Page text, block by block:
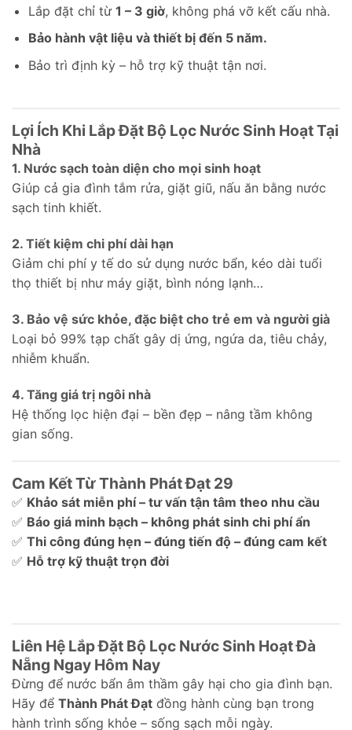
Lắp đặt chỉ từ 1 – 3 giờ, không phá vỡ kết cấu nhà.
Bảo hành vật liệu và thiết bị đến 5 năm.
Bảo trì định kỳ – hỗ trợ kỹ thuật tận nơi.
Lợi Ích Khi Lắp Đặt Bộ Lọc Nước Sinh Hoạt Tại
Nhà
1. Nước sạch toàn diện cho mọi sinh hoạt
Giúp cả gia đình tắm rửa, giặt giũ, nấu ăn bằng nước
sạch tinh khiết.
2. Tiết kiệm chi phí dài hạn
Giảm chi phí y tế do sử dụng nước bẩn, kéo dài tuổi
thọ thiết bị như máy giặt, bình nóng lạnh…
3. Bảo vệ sức khỏe, đặc biệt cho trẻ em và người già
Loại bỏ 99% tạp chất gây dị ứng, ngứa da, tiêu chảy,
nhiễm khuẩn.
4. Tăng giá trị ngôi nhà
Hệ thống lọc hiện đại – bền đẹp – nâng tầm không
gian sống.
Cam Kết Từ Thành Phát Đạt 29
✅ Khảo sát miễn phí – tư vấn tận tâm theo nhu cầu
✅ Báo giá minh bạch – không phát sinh chi phí ẩn
✅ Thi công đúng hẹn – đúng tiến độ – đúng cam kết
✅ Hỗ trợ kỹ thuật trọn đời
Liên Hệ Lắp Đặt Bộ Lọc Nước Sinh Hoạt Đà
Nẵng Ngay Hôm Nay
Đừng để nước bẩn âm thầm gây hại cho gia đình bạn.
Hãy để Thành Phát Đạt đồng hành cùng bạn trong
hành trình sống khỏe – sống sạch mỗi ngày.